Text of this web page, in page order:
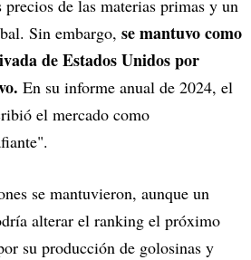
de las materias primas y un
Sin embargo, se mantuvo como
de Estados Unidos por
En su informe anual de 2024, el
el mercado como
se mantuvieron, aunque un
alterar el ranking el próximo
su producción de golosinas y